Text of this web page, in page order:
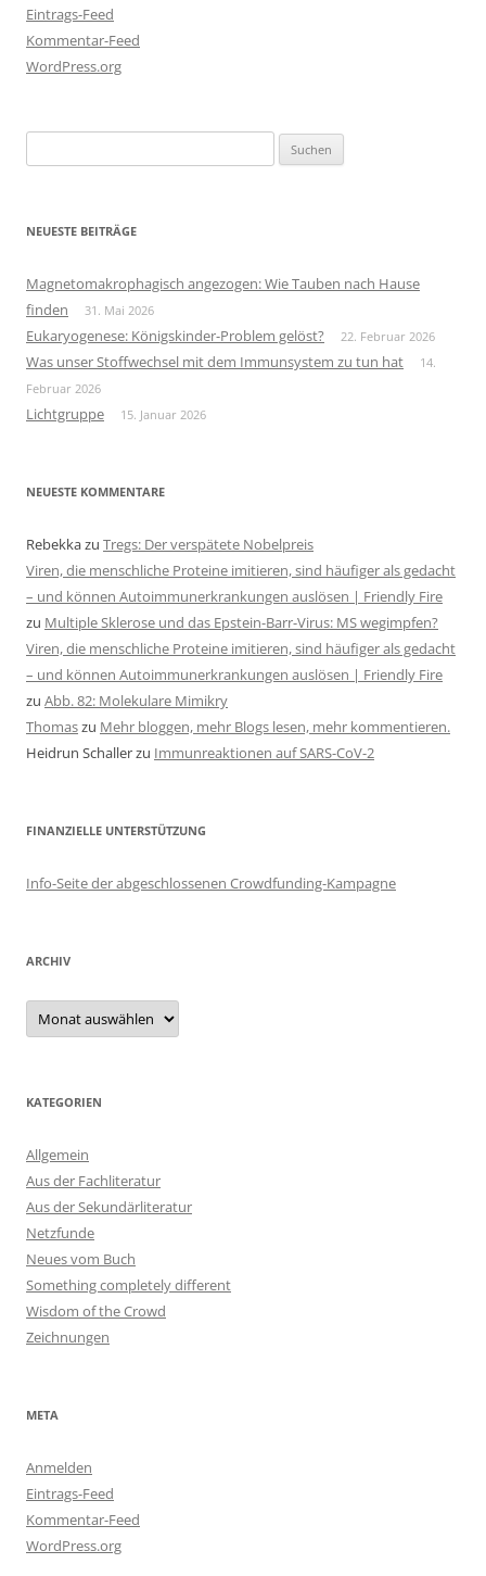
Eintrags-Feed
Kommentar-Feed
WordPress.org
nach:
NEUESTE BEITRÄGE
Magnetomakrophagisch angezogen: Wie Tauben nach Hause
finden
31. Mai 2026
Eukaryogenese: Königskinder-Problem gelöst? 22. Februar 2026
Was unser Stoffwechsel mit dem Immunsystem zu tun hat
14.
Februar 2026
Lichtgruppe 15. Januar 2026
NEUESTE KOMMENTARE
Rebekkazu Tregs: Der verspätete Nobelpreis
Viren, die menschliche Proteine imitieren, sind häufiger als gedacht
– und können Autoimmunerkrankungen auslösen | Friendly Fire
zu Multiple Sklerose und das Epstein-Barr-Virus: MS wegimpfen?
Viren, die menschliche Proteine imitieren, sind häufiger als gedacht
– und können Autoimmunerkrankungen auslösen | Friendly Fire
zu Abb. 82: Molekulare Mimikry
Thomaszu Mehr bloggen, mehr Blogs lesen, mehr kommentieren.
Heidrun Schallerzu Immunreaktionen auf SARS-CoV-2
FINANZIELLE UNTERSTÜTZUNG
Info-Seite der abgeschlossenen Crowdfunding-Kampagne
ARCHIV
Archiv
KATEGORIEN
Allgemein
Aus der Fachliteratur
Aus der Sekundärliteratur
Netzfunde
Neues vom Buch
Something completely different
Wisdom of the Crowd
Zeichnungen
META
Anmelden
Eintrags-Feed
Kommentar-Feed
WordPress.org